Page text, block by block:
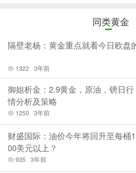
等待盘中现价单提示) (文/法
以上分析内容仅代表作者个人观点
议，据此操作，盈亏自负，投资有
同类黄金
隔壁老杨：黄金重点就看今日欧盘
1322 3年前
御姐析金：2.9黄金，原油，镑日行
情分析及策略
1250 3年前
财盛国际：油价今年将回升至每桶1
00美元以上？
935 3年前